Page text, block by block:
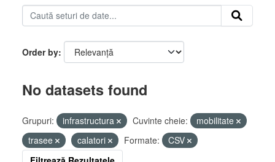
Order by
No datasets found
Grupuri: infrastructura Cuvinte cheie:
mobilitate
trasee
calatori Formate:
CSV